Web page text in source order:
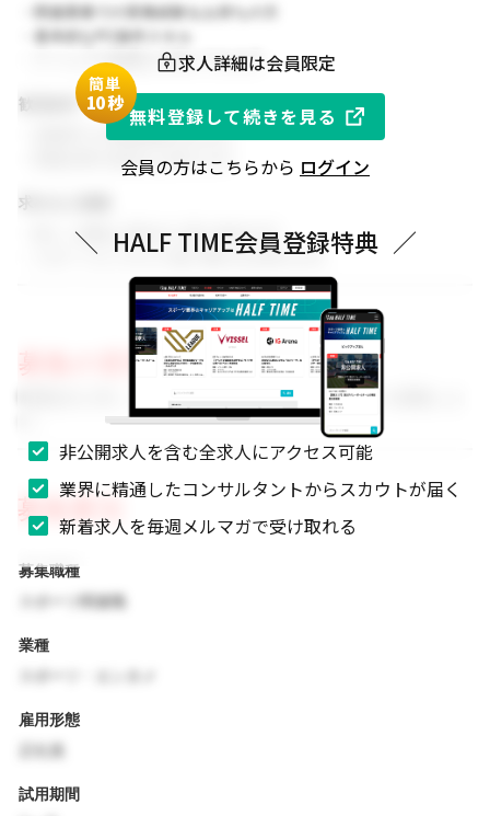
・関連業務での実務経験をお持ちの方
・基本的なPC操作スキル
・チームでの協働を大切にできる方
歓迎条件
・同業界での就業経験がある方
・関連分野の知見をお持ちの方
求める人物像
・新しい挑戦に前向きに取り組める方
・スポーツビジネスに強い関心をお持ちの方
募集の背景
事業拡大に伴い、組織体制を強化するためのメンバーを募集しま
募集要項
募集職種
スポーツ関連職
業種
雇用形態
試用期間
求人詳細は会員限定
簡単
10秒
無料登録して続きを見る
会員の方はこちらから ログイン
＼ HALF TIME会員登録特典 ／
非公開求人を含む全求人にアクセス可能
業界に精通したコンサルタントからスカウトが届く
新着求人を毎週メルマガで受け取れる